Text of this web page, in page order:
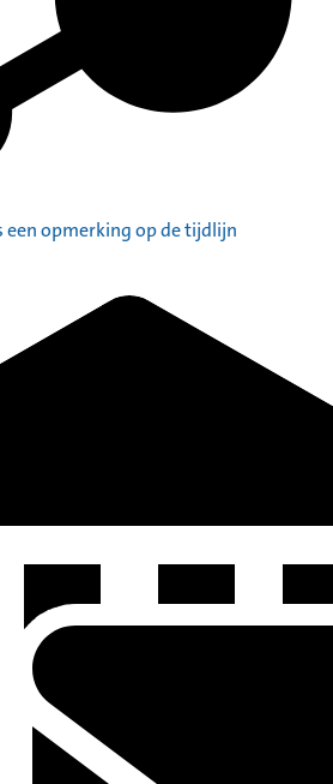
een opmerking op de tijdlijn